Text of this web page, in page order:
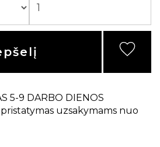
5-9 DARBO DIENOS
uzsakymams nuo